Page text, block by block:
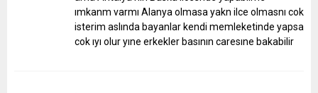
ımkanm varmı Alanya olmasa yakn ilce olmasnı cok
isterim aslında bayanlar kendi memleketinde yapsa
cok ıyı olur yıne erkekler basının caresıne bakabilir